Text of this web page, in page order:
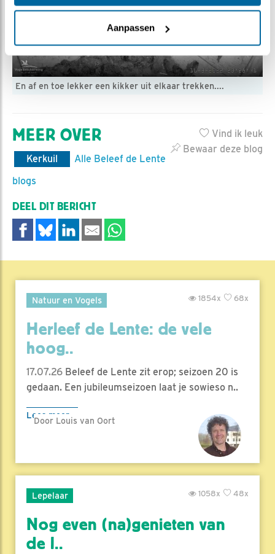
Aanpassen
En af en toe lekker een kikker uit elkaar trekken....
Vind ik leuk
Bewaar deze blog
MEER OVER
Kerkuil
Alle Beleef de Lente
blogs
DEEL DIT BERICHT
Natuur en Vogels 68x
1854x
Herleef de Lente: de vele
hoog..
17.07.26 Beleef de Lente zit erop; seizoen 20 is
gedaan. Een jubileumseizoen laat je sowieso n..
Lees meer
Door Louis van Oort
Lepelaar 48x
1058x
Nog even (na)genieten van
de l..